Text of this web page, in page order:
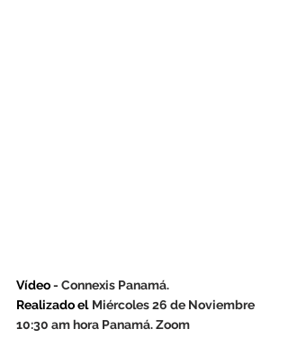
Vídeo - Connexis Panamá.
Realizado el Miércoles 26 de Noviembre
10:30 am hora Panamá. Zoom